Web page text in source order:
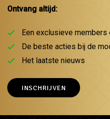
Ontvang altijd:
Een exclusieve members
De beste acties bij de
Het laatste nieuws
INSCHRIJVEN